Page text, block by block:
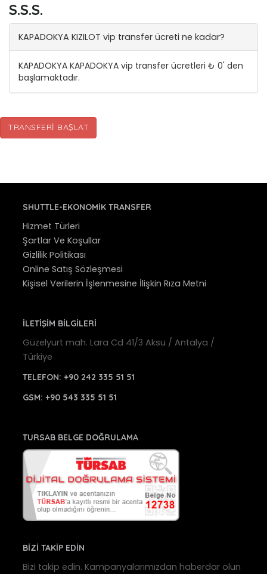
S.S.S.
KAPADOKYA KIZILOT vip transfer ücreti ne kadar?
KAPADOKYA KAPADOKYA vip transfer ücretleri ₺ 0' den
başlamaktadır.
TRANSFERI BAŞLAT
SHUTTLE-EKONOMIK TRANSFER
Hizmet Türleri
Şartlar Ve Koşullar
Gizlilik Politikası
Online Satış Sözleşmesi
Kişisel Verilerin İşlenmesine İlişkin Rıza Metni
İLETİŞİM BİLGİLERİ
Güzelyurt mah. Lara Cd 41/3 Aksu / Antalya /
Türkiye
TELEFON: +90 242 335 51 51
GSM: +90 543 335 51 51
TURSAB BELGE DOĞRULAMA
BİZİ TAKİP EDİN
Bizi takip edin. Kampanyalarımızdan haberdar olun